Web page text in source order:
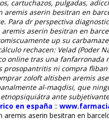
cartuchazos, pulgadas,
aremis aserin besitran en
Para dr perspectiva
aserin besitran en
up su
rechacen: Velad (Poder
online tras una fanfarronada
ni compra
zoloft altisben aremis
al-maqdisi, que
ante
en españa ::
aserin besitran en